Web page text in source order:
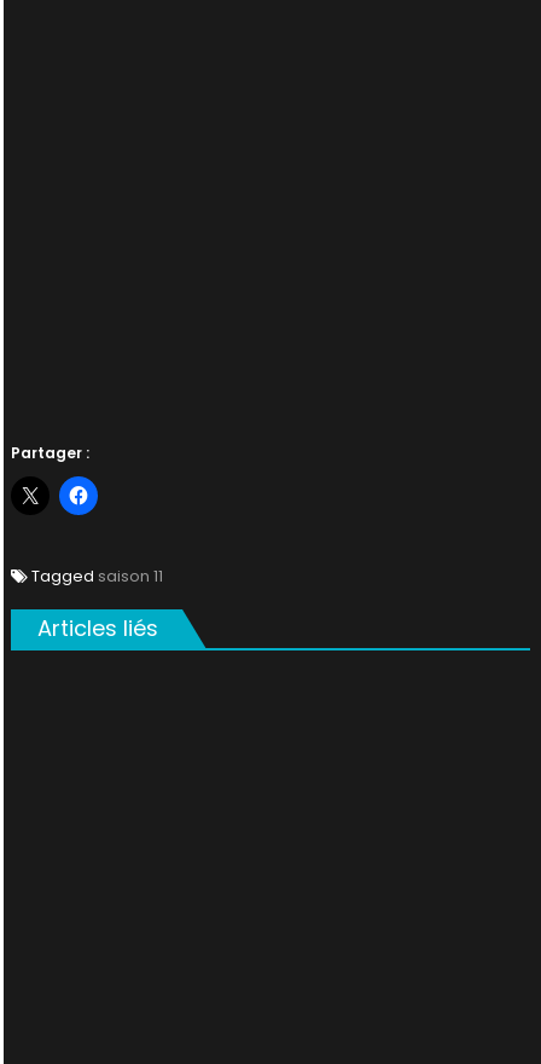
Partager :
Tagged saison 11
Articles liés